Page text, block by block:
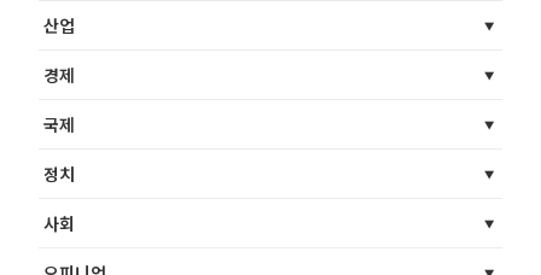
산업
경제
국제
정치
사회